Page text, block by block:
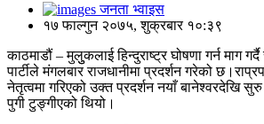
जनता भ्वाइस
१७ फाल्गुन २०७५, शुक्रबार १०:३९
काठमाडौं – मुलुुकलाई हिन्दुराष्ट्र घोषणा गर्न माग
पार्टीले मंगलबार राजधानीमा प्रदर्शन गरेको
नेतृत्वमा गरिएको उक्त प्रदर्शन नयाँ बानेश्वरदेखि
पुगी टुङ्गीएको थियो।